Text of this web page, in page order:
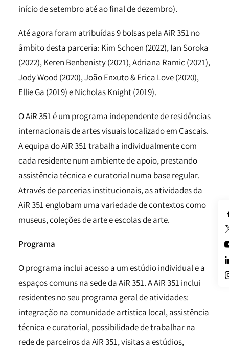
início de setembro até ao final de dezembro).
Até agora foram atribuídas 9 bolsas pela AiR 351 no
âmbito desta parceria: Kim Schoen (2022), Ian Soroka
(2022), Keren Benbenisty (2021), Adriana Ramic (2021),
Jody Wood (2020), João Enxuto & Erica Love (2020),
Ellie Ga (2019) e Nicholas Knight (2019).
O AiR 351 é um programa independente de residências
internacionais de artes visuais localizado em Cascais.
A equipa do AiR 351 trabalha individualmente com
cada residente num ambiente de apoio, prestando
assistência técnica e curatorial numa base regular.
Através de parcerias institucionais, as atividades da
AiR 351 englobam uma variedade de contextos como
museus, coleções de arte e escolas de arte.
Programa
O programa inclui acesso a um estúdio individual e a
espaços comuns na sede da AiR 351. A AiR 351 inclui
residentes no seu programa geral de atividades:
integração na comunidade artística local, assistência
técnica e curatorial, possibilidade de trabalhar na
rede de parceiros da AiR 351, visitas a estúdios,